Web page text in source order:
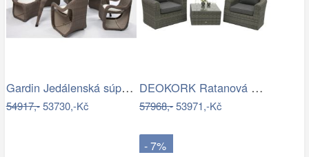
Gardin Jedálenská súprava FOX hnedá Mdum
54917,-53730,-Kč
DEOKORK Ratanová modulová sestava…
57968,-53971,-Kč
- 7%